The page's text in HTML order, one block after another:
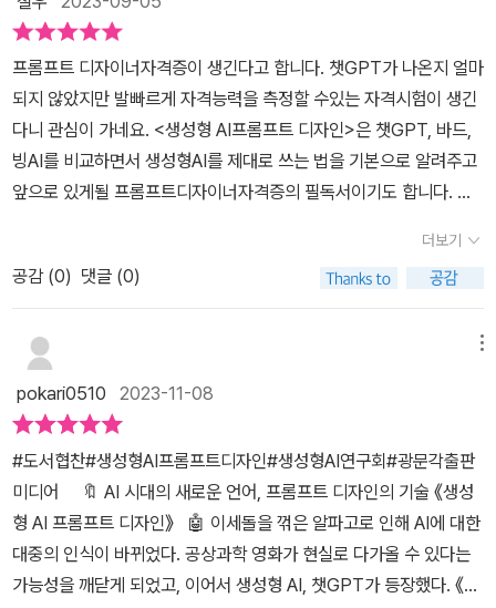
우 어렵다는 쪽입니다. 왜 아니겠습니까. 만약 이게 가능하다면 우리
는 99% 실업자가 되는 건데. 재무분석은, 회계 관련 재무제표가 어
느 정도는 표준화되어 있는 데다, 그동안 기계가 얼마나 많이 (저작
권 걱정 없이 법으로 공개가 의무화한) 이쪽 분야를 많이 학습했을지
를 생각하면 아주 그 결과가 (형식적으로는) 만족스러울 듯합니다. 물
론 어디까지나 시장에 알려진 지 오래된(그러나 개별 유저가 게을러
만. 사실 증권사의 이른바 애널리스트라는 사람들도 한심한 결과
를 내어놓기도 하고, 때로는 뻔한 거짓말을 늘어놓기도 하니 사람
이 직접 만드는 보고서와 기계가 막 만드는 결과물이 별 질적 차이
가 없는 분야가 어쩌면 여기인지도 모르겠습니다. 영상제작에
서 이 기술은 매우 유용하게 활용될 듯합니다. 사실 영상 제작이 모
든 면에서 크리에이티브가 필요한 건 아니고 여기도 기계적 반복
적 작업이 많이 소용됩니다. 특히 생성적 적대 신경망, 영어 약자로
는 GAN이라고 하는 독특한 장치의 쓰임이 부각되는데, 저 개인적으
로는 정두희 저자의 AI 관련 어느 책을 3년 전에 읽었을 때 이 GAN
에 대한 언급이 있었던 걸 기억합니다. 데이터가 오염되지 않고 정확
한 실태를 표현했다면 이를 분석하여 인과관계를 도출하는 게 가능합
니다. p158에 보면 이동통신사의 해지담당자가 해지에 영향을 끼치
롬프트 및 질문에 대한 응답으로 인간 수준의 텍스트를 생성할 수 있
습니다.이 책으로 생성형 AI의 다양한 활용을 인간은 더욱 편리한 세
상으로 진입하는 것 같습니다.몰랐던 생성형 AI 사용법을 이 책으로
배우고 학습하여 앞으로 계속 발전하게 되는AI기술을 잘 활용하고자
합니다.광문각출판미디어 출판사로부터 해당 도서 지원을 받아 작성
한 서평입니다.#생성형AI프롬프트디자인 #광문각출판미디어 #생성
형AI연구회 #북유럽
셀을 바로 연동해서 사용하기를 말한다.제2부 생성형 AI로 업무 생산
성 향상 에서는챗GPT를 편리하게 사용하기 위한 확장프로그램으로
챗GPT Optimizer, 프롬프트 지니,챗GPT for Google, 챗GPT P
DF,챗GPT Writer를 소개한다.업무 기획과 내용 요약하기,PDF 자
료 검토와 스크립트 작성,보도자료 작성, 수치 자료를 문장으로 만들
기,직무 교육 자료 테스트 질문 작성을 예시로 소개한다.생성형 AI는
GPT, Bard, Bing AI 에게 업무효율화 방법을 물어보고,생성형 AI를
활용한 보고서 작성, 비즈니스 아이디어 찾기 사례를 소개한다.비즈
니스 환경은 경제, 정치, 사회, 기술적 요인 등다양한 요인으로 구성된
다.생성형 AI를 비즈니스 환경 분석 도구로 활용하기,생성형 AI를 활
용한 시장조사, 사업계획서 작성,디자인 실무에서 활용할 수 있는 프
롬프트 디자인,영상 제작 실무에서 챗GPT 사용하기를 설명한다.경
영 통계 및 데이터 분석 지원 프롬프트,팀 협업과 미팅 지원 프롬프트
를 소개한다.제3부 비즈니스 응용의 생산성 향상 에서는챗GPT는 마
케팅 통찰력과 아이디어를 생성하여마케팅 전략 수립에 유용한 도구
다.챗GPT를 활용한 마케팅 전략 수립,챗GPT에서 생성된 통찰력과
아이디어 수집,고객 맞춤형 판매 및 고객 지원 분석,AI 기반 리드 생성
및 판매 예측 프롬프트,광고 및 홍보안 제작 지원 프롬프트 사용 사례,
어를 사용해서 원하는 정보를 찾거나 원하는 글을 쓰고, 원하는 그림
을 그릴 수 있다. 심지어는 원하는 음악을 만들고, 동영상도 제작이 가
능하다.이 책은 생성형 AI에 대해 크게 4부분을 다룬다. 생성형 AI의
기본적인 이해 및 대화법, 업무 생산성 향상을 위한 활용법, AI의 비즈
니스 응용법, AI 프로그래밍과 윤리적 문제 등이다.생성형 AI를 통해
원하는 결과를 한 번에 얻어내는 경우는 거의 없다고 해도 과언이 아
니다. 대부분은 미세 조정을 통해 원하는 것과 가장 유사한 답을 얻어
내기 위해 노력하는 과정이다. 기본적으로 내용과 형식을 갖추어야
원하는 결과물을 얻을 수 있다. 좋은 질문이 좋은 결과물을 이끌어낸
방식도 지정해야 한다. 5개로 정리하라거나 표로 정리하라거나 마크
다운 형식으로 정리하라는 문구를 넣으면 일목 요연하게 파악할 수
있다.질문을 짧은 단어나 한 줄 정도로 끝내면 대부분 원하는 답을 얻
을 수 없다. 그래서 요지를 적고, 추가로 자세한 명령줄을 설명해주면
좋다. 예를 들어 4지선다 퀴즈를 만든다고 하면, '4지선다 퀴즈를 만
들어 주세요'라고 말하는 것은 바람직하지 않다.퀴즈의 주제를 정해
야 하고, 퀴즈의 정답이 반드시 1개여야 한다는 조건을 붙인다. 여기
에 예시들이 중복되지 않게 설정하거나 최신의 정보를 반영하도록 할
프롬프트 디자이너자격증이 생긴다고 합니다. 챗GPT가 나온지 얼마
되지 않았지만 발빠르게 자격능력을 측정할 수있는 자격시험이 생긴
다니 관심이 가네요. <생성형 AI프롬프트 디자인>은 챗GPT, 바드,
빙AI를 비교하면서 생성형AI를 제대로 쓰는 법을 기본으로 알려주고
앞으로 있게될 프롬프트디자이너자격증의 필독서이기도 합니다. 아
한국소프트웨어기술인협회 회장, 김용영 건국대 교수, 김민철 제주대
교수, 김신표 이랜서 소장, 김준연 소프트웨어정책연구소 책임, 박경
혜 충남대 교수 등 한국소프트웨어기술인협회소속 전문가들이 참여
화형 검색을 가능하게 했습니다. 현재는 텍스트전용 GPT-3.5와 이
미지까지 처리하는 챗GPT-4까지 나온 상황이고 챗GPT를 MS의
검색엔진 Bing에다 끌어들어 Bing AI가 나와 있고 구글의 텍스트 생
성형 AI BARD와 네이버에서도 네이버 클로바X가 나와 있습니다. 현
재는 텍스트와 이미지뿐이 안되지만 앞으로 음악, SW개발, 스토리,
게임개발 등이 있을 수있고 현재 생성형AI도 보완자료를 얻을 수가
있습니다. 저자들은 생성형AI를 사용하는데 매우 중요한 정보를 줍니
더보기
공감 (0) 댓글 (0)
pokari0510 2023-11-08
#도서협찬#생성형AI프롬프트디자인#생성형AI연구회#광문각출판
미디어 🔖 AI 시대의 새로운 언어, 프롬프트 디자인의 기술 《생성
형 AI 프롬프트 디자인》 🤖 이세돌을 꺾은 알파고로 인해 AI에 대한
대중의 인식이 바뀌었다. 공상과학 영화가 현실로 다가올 수 있다는
가능성을 깨닫게 되었고, 이어서 생성형 AI, 챗GPT가 등장했다. 《생